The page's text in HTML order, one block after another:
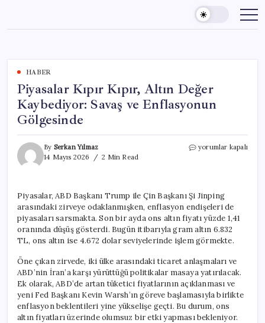
content
HABER
Piyasalar Kıpır Kıpır, Altın Değer
Kaybediyor: Savaş ve Enflasyonun
Gölgesinde
By Serkan Yılmaz
14 Mayıs 2026
2 Min Read
Piyasalar
Kaybediyor:
Savaş
ve
Enflasyonun
Gölgesinde
için
yorumlar kapalı
Piyasalar, ABD Başkanı Trump ile Çin Başkanı Şi Jinping
arasındaki zirveye odaklanmışken, enflasyon endişeleri de
piyasaları sarsmakta. Son bir ayda ons altın fiyatı yüzde 1,41
oranında düşüş gösterdi. Bugün itibarıyla gram altın 6.832
TL, ons altın ise 4.672 dolar seviyelerinde işlem görmekte.
Öne çıkan zirvede, iki ülke arasındaki ticaret anlaşmaları ve
ABD’nin İran’a karşı yürüttüğü politikalar masaya yatırılacak.
Ek olarak, ABD’de artan tüketici fiyatlarının açıklanması ve
yeni Fed Başkanı Kevin Warsh’ın göreve başlamasıyla birlikte
enflasyon beklentileri yine yükselişe geçti. Bu durum, ons
altın fiyatları üzerinde olumsuz bir etki yapması bekleniyor.